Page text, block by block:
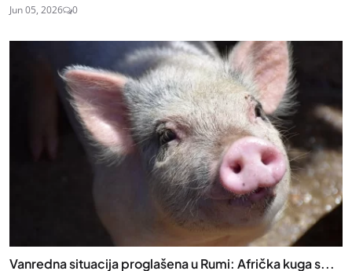
Jun 05, 2026 0
Vanredna situacija proglašena u Rumi: Afrička kuga s...